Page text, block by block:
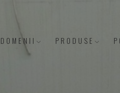
DOMENII PRODUSE